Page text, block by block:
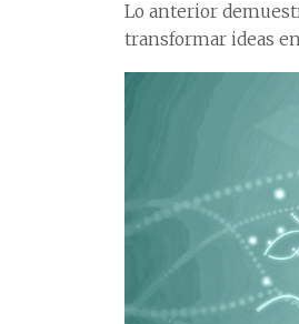
Lo anterior
transformar ideas